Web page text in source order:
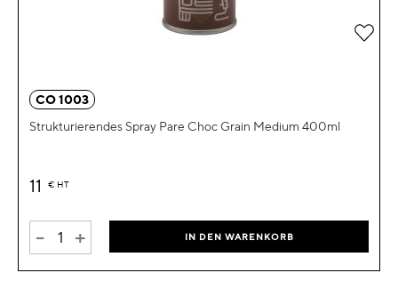
CO 1003
Strukturierendes Spray Pare Choc Grain Medium 400ml
11 € HT
- + IN DEN WARENKORB
Zur